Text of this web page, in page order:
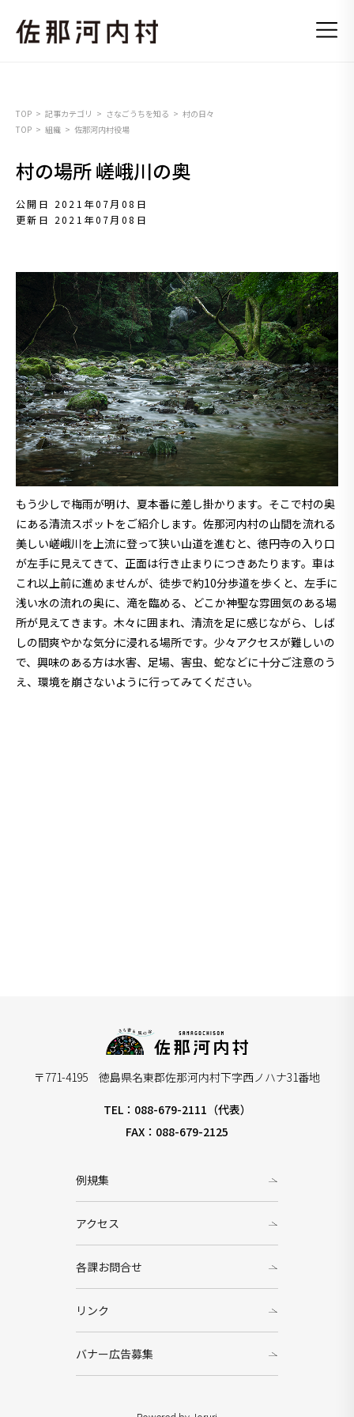
TOP 記事カテゴリ さなごうちを知る
村の日々
TOP
組織 佐那河内村役場
村の場所 嵯峨川の奥
公開日 2021年07月08日
更新日 2021年07月08日
もう少しで梅雨が明け、夏本番に差し掛かります。そこで村の奥
にある清流スポットをご紹介します。佐那河内村の山間を流れる
美しい嵯峨川を上流に登って狭い山道を進むと、徳円寺の入り口
が左手に見えてきて、正面は行き止まりにつきあたります。車は
これ以上前に進めませんが、徒歩で約10分歩道を歩くと、左手に
浅い水の流れの奥に、滝を臨める、どこか神聖な雰囲気のある場
所が見えてきます。木々に囲まれ、清流を足に感じながら、しば
しの間爽やかな気分に浸れる場所です。少々アクセスが難しいの
で、興味のある方は水害、足場、害虫、蛇などに十分ご注意のう
え、環境を崩さないように行ってみてください。
〒771-4195 徳島県名東郡佐那河内村下字西ノハナ31番地
TEL：088-679-2111（代表）
FAX：088-679-2125
例規集
アクセス
各課お問合せ
リンク
バナー広告募集